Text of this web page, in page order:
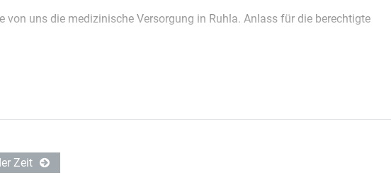
uns die medizinische Versorgung in Ruhla. Anlass für die berechtigte
Zeit